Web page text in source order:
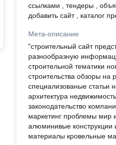
ссылками , тендеры ,
добавить сайт , каталог
Мета-описание
"строительный сайт
разнообразную
строительной тематики
строительства обзоры на
специализованые статьи
архитектура недвижимость
законодательство
маркетинг проблемы мир
алюминивые конструкции
материалы кровельные